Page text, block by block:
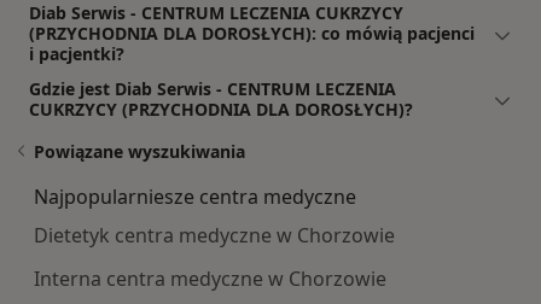
Diab Serwis - CENTRUM LECZENIA CUKRZYCY
(PRZYCHODNIA DLA DOROSŁYCH): co mówią pacjenci
i pacjentki?
Gdzie jest Diab Serwis - CENTRUM LECZENIA
CUKRZYCY (PRZYCHODNIA DLA DOROSŁYCH)?
Powiązane wyszukiwania
Najpopularniesze centra medyczne
Dietetyk centra medyczne w Chorzowie
Interna centra medyczne w Chorzowie